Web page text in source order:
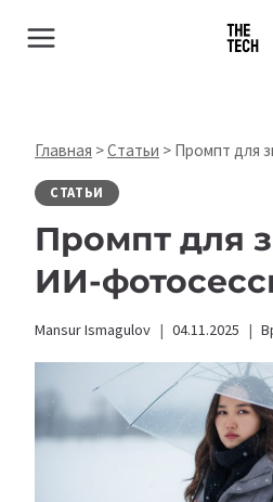
Главная >Статьи > Промпт для
СТАТЬИ
Промпт для
ИИ-
Mansur Ismagulov 04.11.2025